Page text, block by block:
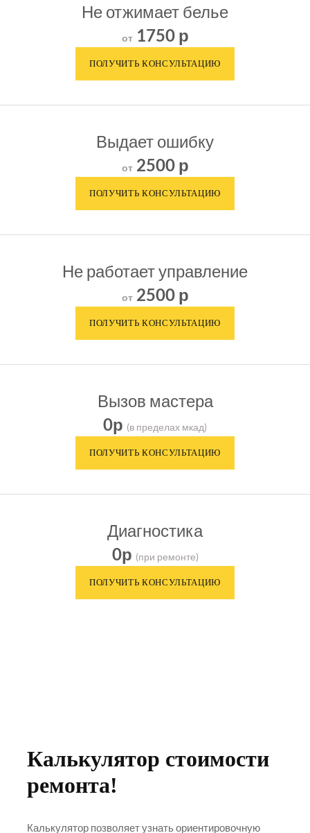
Не отжимает белье
от1750 р
Выдает ошибку
от2500 р
Не работает управление
от2500 р
Вызов мастера
0р (в пределах мкад)
Диагностика
0р (при ремонте)
Калькулятор стоимости
ремонта!
Калькулятор позволяет узнать ориентировочную